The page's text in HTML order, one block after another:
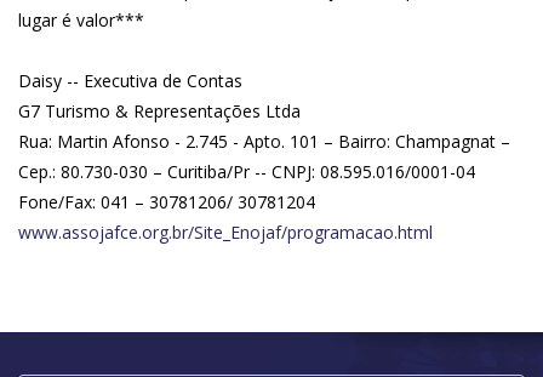
lugar é valor***
Daisy -- Executiva de Contas
G7 Turismo & Representações Ltda
Rua: Martin Afonso - 2.745 - Apto. 101 – Bairro: Champagnat –
Cep.: 80.730-030 – Curitiba/Pr -- CNPJ: 08.595.016/0001-04
Fone/Fax: 041 – 30781206/ 30781204
www.assojafce.org.br/Site_Enojaf/programacao.html